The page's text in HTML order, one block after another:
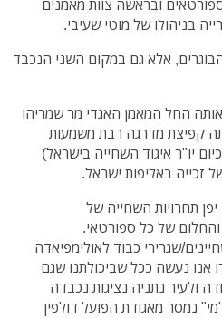
ובראשה צוות מאמנים
בניהולו של מוטי שעיבי.
אלא גם במקום השני הנכבד
החל המאמן האגדי מר שמריהו
קפיצת מדרגה רבת משמעות
יו"ר איגוד השחייה בישראל)
זכייה באליפות ישראל.
יפן תחרויות השחייה של
של כל ספורטאי.
שהאגודה זכתה להביא 2 שחיינים/שגרירי כבוד לאולימפיאדה
אנו נעשה ככל שביכולתנו שגם
ולעיר נתניה נציגות נכבדה
נמסר מאגודת הפועל דולפין